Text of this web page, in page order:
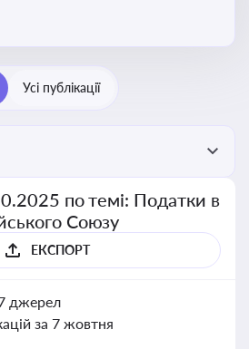
що впливають на бізнес-
Усі публікації
по темі: Податки в
Союзу
ЕКСПОРТ
джерел
за 7 жовтня